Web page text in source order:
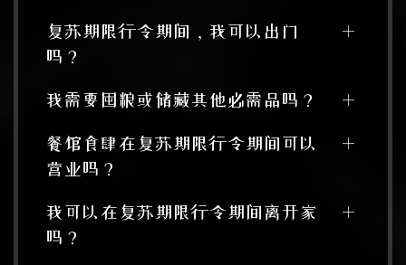
复苏期限行令期间，我可以出门
吗？
我需要囤粮或储藏其他必需品吗？
餐馆食肆在复苏期限行令期间可以
营业吗？
我可以在复苏期限行令期间离开家
吗？